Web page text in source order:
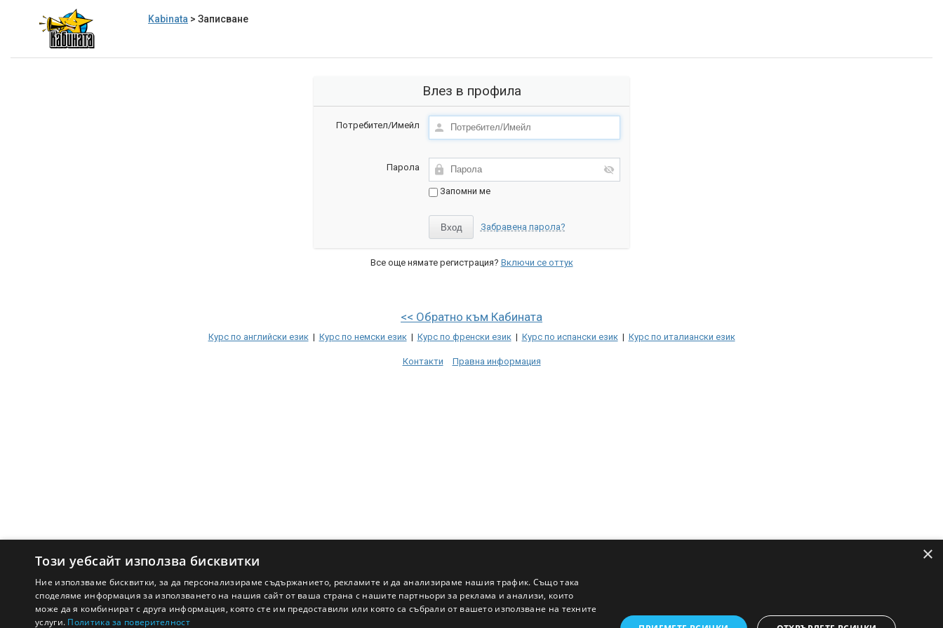
Kabinata > Записване
Влез в профила
Потребител/Имейл
Парола
Запомни ме
Забравена парола?
Все още нямате регистрация? Включи се оттук
<< Обратно към Кабината
Курс по английски език| Курс по немски език| Курс по френски език| Курс по испански език| Курс по италиански език
Контакти Правна информация
×
Този уебсайт използва бисквитки
Ние използваме бисквитки, за да персонализираме съдържанието, рекламите и да анализираме нашия трафик. Също така
споделяме информация за използването на нашия сайт от ваша страна с нашите партньори за реклама и анализи, които
може да я комбинират с друга информация, която сте им предоставили или която са събрали от вашето използване на техните
услуги. Политика за поверителност